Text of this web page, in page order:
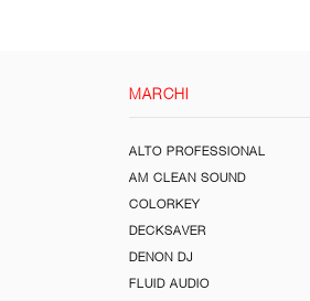
MARCHI
ALTO PROFESSIONAL
AM CLEAN SOUND
COLORKEY
DECKSAVER
DENON DJ
FLUID AUDIO